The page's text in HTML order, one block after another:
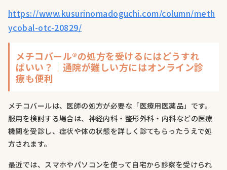
https://www.kusurinomadoguchi.com/column/meth
ycobal-otc-20829/
メチコバール®の処方を受けるにはどうすれ
ばいい？｜通院が難しい方にはオンライン診
療も便利
メチコバールは、医師の処方が必要な「医療用医薬品」です。
服用を検討する場合は、神経内科・整形外科・内科などの医療
機関を受診し、症状や体の状態を詳しく診てもらったうえで処
方されます。
最近では、スマホやパソコンを使って自宅から診察を受けられ